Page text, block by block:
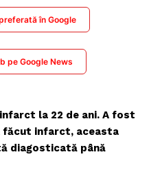
în Google
pe Google News
la 22 de ani. A fost
făcut infarct, aceasta
diagosticată până